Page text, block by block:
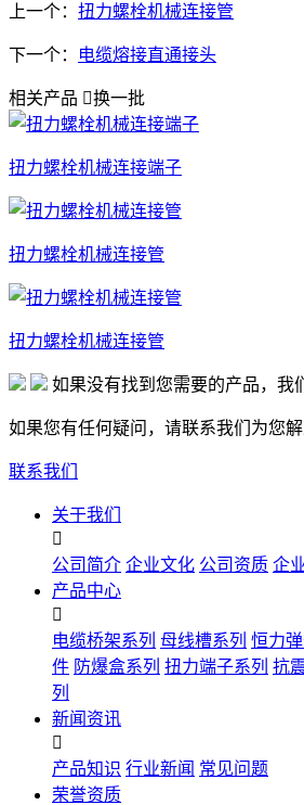
上一个： 扭力螺栓机械连接管
下一个： 电缆熔接直通接头
相关产品 换一批
扭力螺栓机械连接端子
扭力螺栓机械连接管
扭力螺栓机械连接管
如果没有找到您需要的产品，我
如果您有任何疑问，请联系我们为您
联系我们
关于我们

公司简介 企业文化 公司资质 企
产品中心

电缆桥架系列 母线槽系列 恒力
件 防爆盒系列 扭力端子系列 抗
列
新闻资讯

产品知识 行业新闻 常见问题
荣誉资质